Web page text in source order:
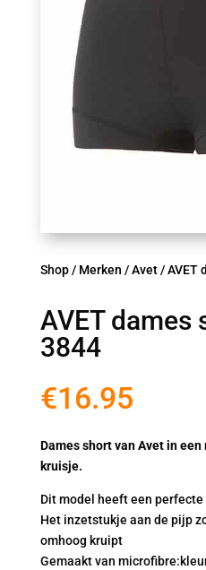
Shop/ Merken /Avet/ AVET
AVET
3844
€16.95
Dames short van Avet in
kruisje.
Dit model heeft een perfecte
Het inzetstukje aan de pijp
omhoog kruipt
Gemaakt van